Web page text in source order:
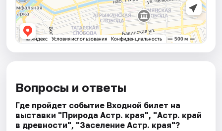
Вопросы и ответы
Где пройдет событие Входной билет на
выставки "Природа Астр. края", "Астр. край
в древности", "Заселение Астр. края"?